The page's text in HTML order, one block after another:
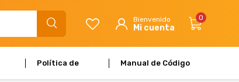
Política de Manual de Código
0